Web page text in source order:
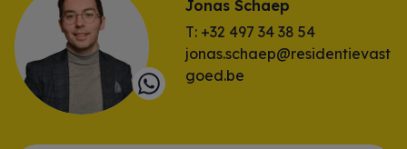
Jonas Schaep
T: +32 497 34 38 54
jonas.schaep@residentievast
goed.be